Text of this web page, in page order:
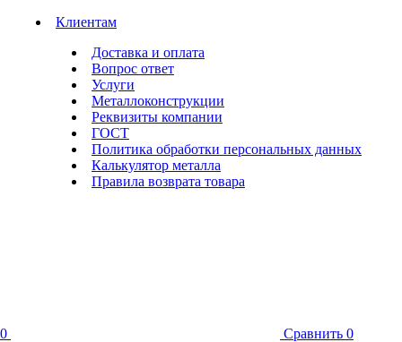
Клиентам
Доставка и оплата
Вопрос ответ
Услуги
Металлоконструкции
Реквизиты компании
ГОСТ
Политика обработки персональных данных
Калькулятор металла
Правила возврата товара
0 Сравнить 0